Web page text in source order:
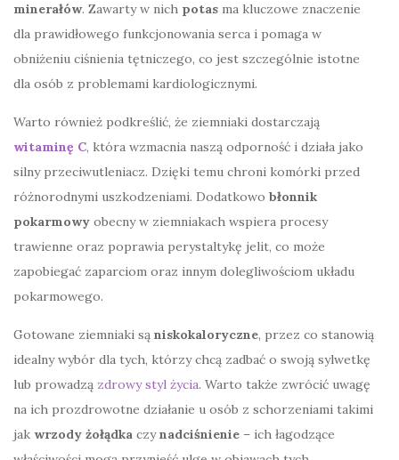
minerałów. Zawarty w nich potas ma kluczowe znaczenie
dla prawidłowego funkcjonowania serca i pomaga w
obniżeniu ciśnienia tętniczego, co jest szczególnie istotne
dla osób z problemami kardiologicznymi.
Warto również podkreślić, że ziemniaki dostarczają
witaminę C, która wzmacnia naszą odporność i działa jako
silny przeciwutleniacz. Dzięki temu chroni komórki przed
różnorodnymi uszkodzeniami. Dodatkowo błonnik
pokarmowy obecny w ziemniakach wspiera procesy
trawienne oraz poprawia perystaltykę jelit, co może
zapobiegać zaparciom oraz innym dolegliwościom układu
pokarmowego.
Gotowane ziemniaki są niskokaloryczne, przez co stanowią
idealny wybór dla tych, którzy chcą zadbać o swoją sylwetkę
lub prowadzą zdrowy styl życia. Warto także zwrócić uwagę
na ich prozdrowotne działanie u osób z schorzeniami takimi
jak wrzody żołądka czynadciśnienie – ich łagodzące